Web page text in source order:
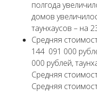
полгода
домов
таунхаусов – на
Средняя
144 091 000
000 рублей,
Средняя
Средняя